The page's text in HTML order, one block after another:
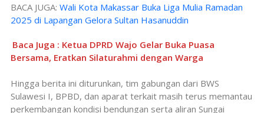
BACA JUGA: Wali Kota Makassar Buka Liga Mulia Ramadan
2025 di Lapangan Gelora Sultan Hasanuddin
Baca Juga : Ketua DPRD Wajo Gelar Buka Puasa
Bersama, Eratkan Silaturahmi dengan Warga
Hingga berita ini diturunkan, tim gabungan dari BWS
Sulawesi I, BPBD, dan aparat terkait masih terus memantau
perkembangan kondisi bendungan serta aliran Sungai